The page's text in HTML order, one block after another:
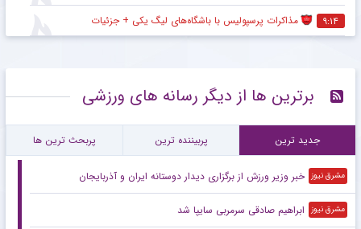
۹:۱۴ مذاکرات پرسپولیس با باشگاه‌های لیگ یکی + جزئیات
برترین ها از دیگر رسانه های ورزشی
جدید ترین پربیننده ترین پربحث ترین ها
مشرق نیوز خبر وزیر ورزش از برگزاری دیدار دوستانه ایران و آذربایجان
مشرق نیوز ابراهیم صادقی سرمربی سایپا شد